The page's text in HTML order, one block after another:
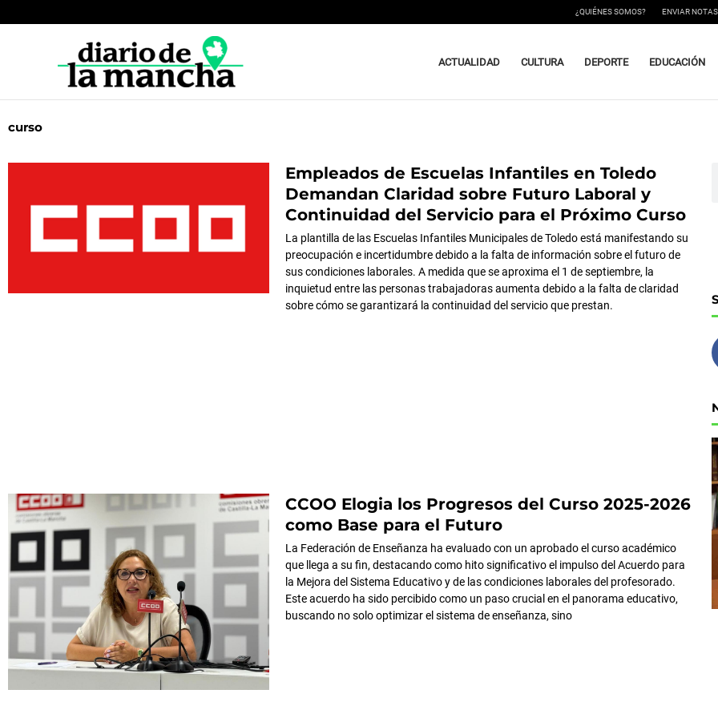
al
¿QUIÉNES SOMOS? ENVIAR
ACTUALIDAD CULTURA DEPORTE EDUCACIÓN
curso
Empleados de Escuelas Infantiles en Toledo
Demandan Claridad sobre Futuro Laboral y
Continuidad del Servicio para el Próximo Curso
La plantilla de las Escuelas Infantiles Municipales de Toledo está manifestando su
preocupación e incertidumbre debido a la falta de información sobre el futuro de
sus condiciones laborales. A medida que se aproxima el 1 de septiembre, la
inquietud entre las personas trabajadoras aumenta debido a la falta de claridad
sobre cómo se garantizará la continuidad del servicio que prestan.
CCOO Elogia los Progresos del Curso 2025-2026
como Base para el Futuro
La Federación de Enseñanza ha evaluado con un aprobado el curso académico
que llega a su fin, destacando como hito significativo el impulso del Acuerdo para
la Mejora del Sistema Educativo y de las condiciones laborales del profesorado.
Este acuerdo ha sido percibido como un paso crucial en el panorama educativo,
buscando no solo optimizar el sistema de enseñanza, sino
PáginaPáginaPáginaPáginaPágina